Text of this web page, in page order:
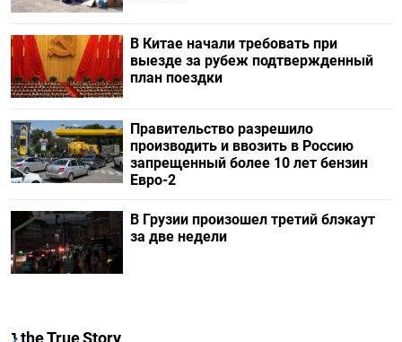
В Китае начали требовать при
выезде за рубеж подтвержденный
план поездки
Правительство разрешило
производить и ввозить в Россию
запрещенный более 10 лет бензин
Евро-2
В Грузии произошел третий блэкаут
за две недели